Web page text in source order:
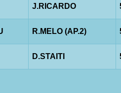
J.RICARDO
R.MELO (AP.2)
D.STAITI